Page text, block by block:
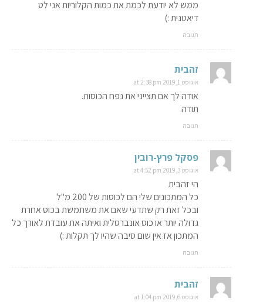
ממש לא יודעת לכמת את כמות הקלוריות אני לט
דיאטנית :)
תגובה
זהבית
אוגוסט 1, 2019 at 2:38 pm
אודה לך אם תצייני את נפח הכוסות.
תודה
תגובה
פסקל פרץ-רובין
אוגוסט 3, 2019 at 4:52 pm
הי זהבית
כל המתכונים שלי הם לכוסות של 200 מ"ל
ובכל זאת רק שתדעי שאם את משתמשת בכוס אחרת
גדולה יותר או כוס אונברסלית ואיתה את עובדת לאורך כל
המתכון אז אין שום סיבה שהיו לך תקלות :)
תגובה
זהבית
אוגוסט 6, 2019 at 1:04 pm